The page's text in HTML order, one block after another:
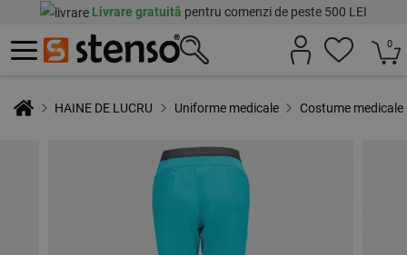
Livrare gratuită pentru comenzi de peste 500 LEI
0
HAINE DE LUCRU Uniforme medicale Costume medicale